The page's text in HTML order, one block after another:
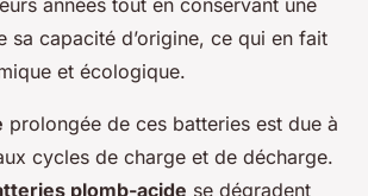
années tout en conservant une
sa capacité d’origine, ce qui en fait
et écologique.
prolongée de ces batteries est due à
cycles de charge et de décharge.
plomb-acide se dégradent